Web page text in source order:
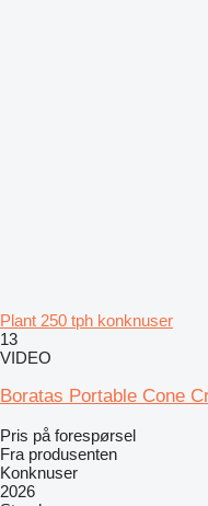
Plant 250 tph konknuser
13
VIDEO
Boratas Portable Cone
Pris på forespørsel
Fra produsenten
Konknuser
2026